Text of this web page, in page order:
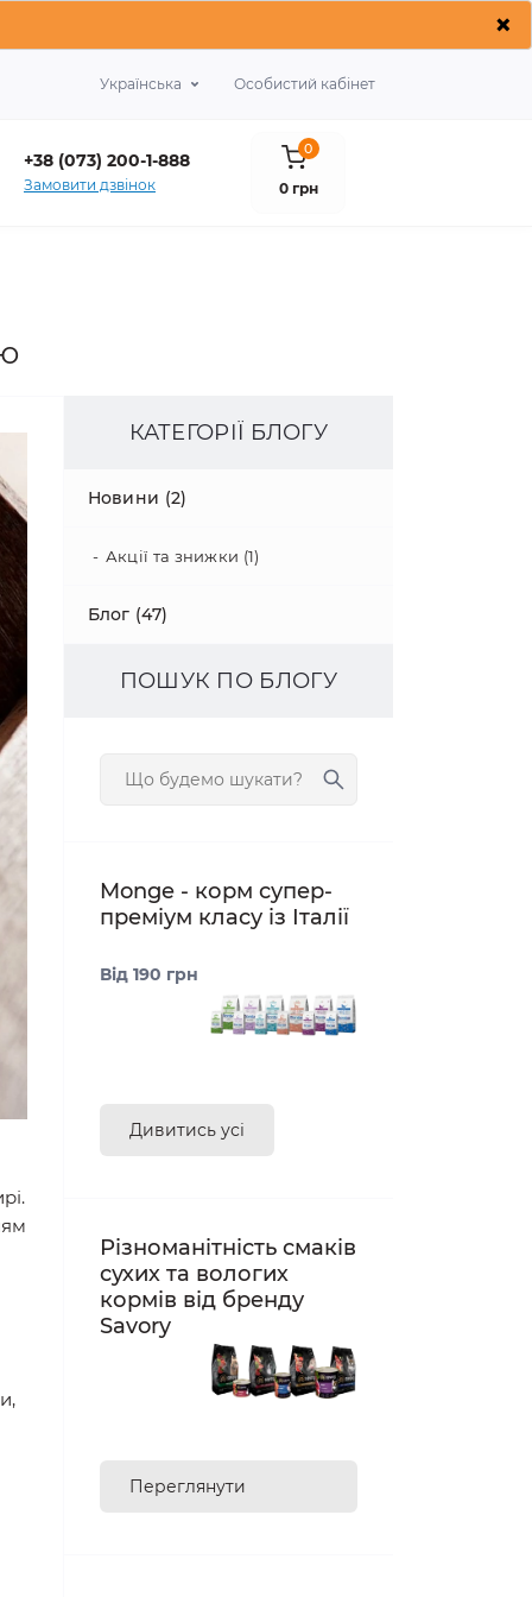
×
Українська Особистий кабінет
+38 (073) 200-1-888
Замовити дзвінок
0
0 грн
КАТЕГОРІЇ БЛОГУ
Новини (2)
Акції та знижки (1)
Блог (47)
ПОШУК ПО БЛОГУ
Monge - корм супер-
преміум класу із Італії
Від 190 грн
Дивитись усі
Різноманітність смаків
сухих та вологих
кормів від бренду
Savory
Переглянути